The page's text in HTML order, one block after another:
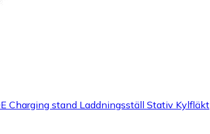
Charging stand Laddningsställ Stativ Kylfläkt